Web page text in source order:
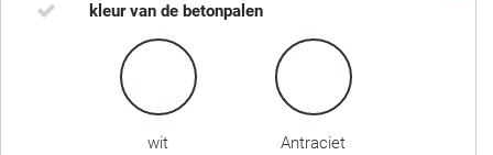
kleur van de betonpalen
wit Antraciet